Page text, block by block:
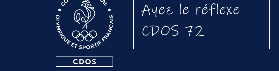
Ayez le réflexe
CDOS 72